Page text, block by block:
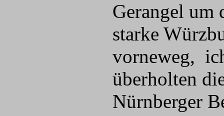
Gerangel um
starke
vorneweg,
überholten
Nürnberger